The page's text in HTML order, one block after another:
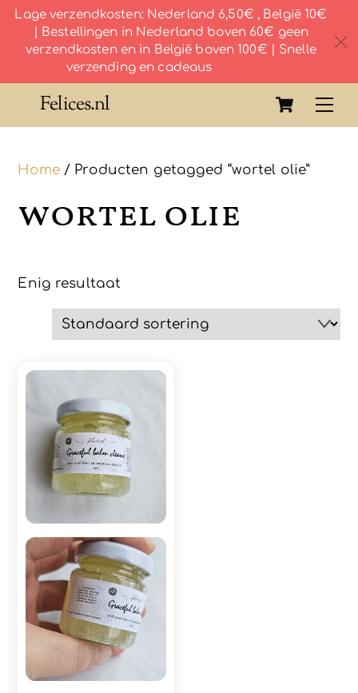
Lage verzendkosten: Nederland 6,50€ , België 10€
| Bestellingen in Nederland boven 60€ geen
verzendkosten en in België boven 100€ | Snelle
verzending en cadeaus
c
Cart
Felices.nl
Home/ Producten getagged “wortel olie”
wortel olie
Enig resultaat